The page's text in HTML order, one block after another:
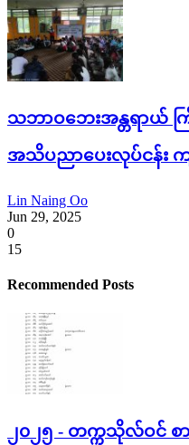
သဘာဝဘေးအန္တရာယ်
အသိပညာပေးလုပ်ငန်း က
Lin Naing Oo
Jun 29, 2025
0
15
Recommended Posts
၂၀၂၅ - တက္ကသိုလ်ဝင် စ